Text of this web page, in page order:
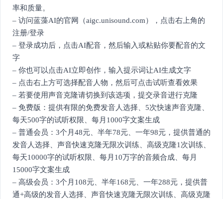
率和质量。
– 访问蓝藻AI的官网（aigc.unisound.com），点击右上角的
注册/登录
– 登录成功后，点击AI配音，然后输入或粘贴你要配音的文
字
– 你也可以点击AI立即创作，输入提示词让AI生成文字
– 点击右上方可选择配音人物，然后可点击试听查看效果
– 若要使用声音克隆请切换到该选项，提交录音进行克隆
– 免费版：提供有限的免费发音人选择、5次快速声音克隆、
每天500字的试听权限、每月1000字文案生成
– 普通会员：3个月48元、半年78元、一年98元，提供普通的
发音人选择、声音快速克隆无限次训练、高级克隆1次训练、
每天10000字的试听权限、每月10万字的音频合成、每月
15000字文案生成
– 高级会员：3个月108元、半年168元、一年288元，提供普
通+高级的发音人选择、声音快速克隆无限次训练、高级克隆